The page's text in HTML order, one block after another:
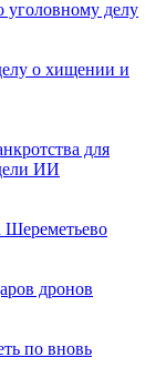
уголовному делу
о хищении и
для
ИИ
Шереметьево
дронов
по вновь